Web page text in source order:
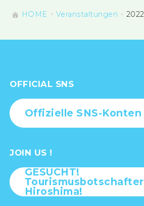
HOME Veranstaltungen
OFFICIAL SNS
Offizielle SNS-Konten
JOIN US !
GESUCHT!
Hiroshima!